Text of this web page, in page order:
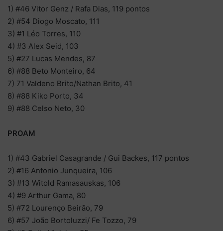
1) #46 Vitor Genz / Rafa Dias, 119 pontos
2) #54 Diogo Moscato, 111
3) #1 Léo Torres, 110
4) #3 Alex Seid, 103
5) #27 Lucas Mendes, 87
6) #88 Beto Monteiro, 64
7) 71 Valdeno Brito/Nathan Brito, 41
8) #88 Kiko Porto, 34
9) #88 Celso Neto, 30
PROAM
1) #43 Gabriel Casagrande / Gui Backes, 117 pontos
2) #16 Antonio Junqueira, 106
3) #13 Witold Ramasauskas, 106
4) #9 Arthur Gama, 80
5) #72 Lourenço Beirão, 79
6) #57 João Bortoluzzi/ Fe Tozzo, 79